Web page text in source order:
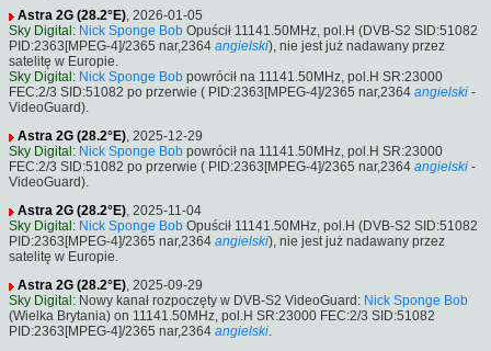
Astra 2G (28.2°E), 2026-01-05
Sky Digital : Nick Sponge Bob Opuścił 11141.50MHz, pol.H (DVB-S2 SID:51082
PID:2363[MPEG-4]/2365 nar,2364 angielski), nie jest już nadawany przez
satelitę w Europie.
Sky Digital : Nick Sponge Bob powrócił na 11141.50MHz, pol.H SR:23000
FEC:2/3 SID:51082 po przerwie ( PID:2363[MPEG-4]/2365 nar,2364 angielski -
VideoGuard).
Astra 2G (28.2°E), 2025-12-29
Sky Digital : Nick Sponge Bob powrócił na 11141.50MHz, pol.H SR:23000
FEC:2/3 SID:51082 po przerwie ( PID:2363[MPEG-4]/2365 nar,2364 angielski -
VideoGuard).
Astra 2G (28.2°E), 2025-11-04
Sky Digital : Nick Sponge Bob Opuścił 11141.50MHz, pol.H (DVB-S2 SID:51082
PID:2363[MPEG-4]/2365 nar,2364 angielski), nie jest już nadawany przez
satelitę w Europie.
Astra 2G (28.2°E), 2025-09-29
Sky Digital : Nowy kanał rozpoczęty w DVB-S2 VideoGuard: Nick Sponge Bob
(Wielka Brytania) on 11141.50MHz, pol.H SR:23000 FEC:2/3 SID:51082
PID:2363[MPEG-4]/2365 nar,2364 angielski.